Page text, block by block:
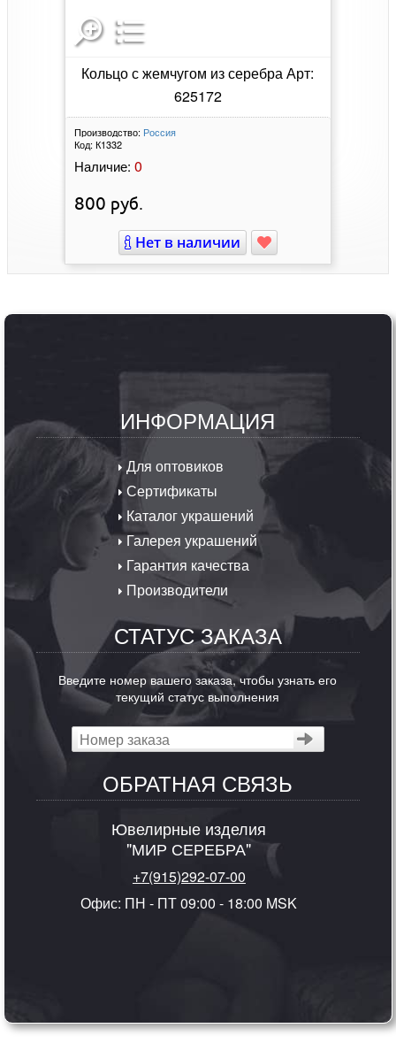
Кольцо с жемчугом из серебра Арт:
625172
Производство: Россия
Код: К1332
Наличие: 0
800 руб.
Нет в наличии
ИНФОРМАЦИЯ
Для оптовиков
Сертификаты
Каталог украшений
Галерея украшений
Гарантия качества
Производители
СТАТУС ЗАКАЗА
Введите номер вашего заказа, чтобы узнать его
текущий статус выполнения
ОБРАТНАЯ СВЯЗЬ
Ювелирные изделия
"МИР СЕРЕБРА"
+7(915)292-07-00
Офис: ПН - ПТ 09:00 - 18:00 MSK